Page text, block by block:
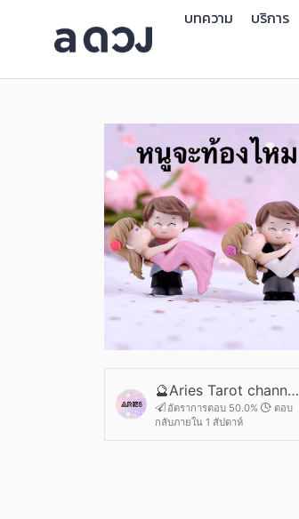
บทความ บริการ
🔮Aries Tarot channel🌷
อัตราการตอบ 50.0%
ตอบ
กลับภายใน 1 สัปดาห์